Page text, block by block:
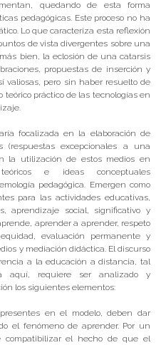
quedando de esta forma
pedagógicas. Este proceso no ha
Lo que caracteriza esta reflexión
de vista divergentes sobre una
bien, la eclosión de una catarsis
propuestas de inserción y
valiosas, pero sin haber resuelto de
práctico de las tecnologías en
focalizada en la elaboración de
(respuestas excepcionales a una
la utilización de estos medios en
e ideas conceptuales
pedagógica. Emergen como
para las actividades educativas,
aprendizaje social, significativo y
aprender a aprender, respeto
evaluación permanente y
y mediación didáctica. El discurso
a la educación a distancia, tal
aquí, requiere ser analizado y
los siguientes elementos:
en el modelo, deben dar
el fenómeno de aprender. Por un
compatibilizar el hecho de que el